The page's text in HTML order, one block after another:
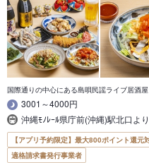
国際通りの中心にある島唄民謡ライブ居酒屋
3001～4000円
沖縄ﾓﾉﾚｰﾙ県庁前(沖縄)駅北口よ
【アプリ予約限定】最大800ポイント還元
適格請求書発行事業者